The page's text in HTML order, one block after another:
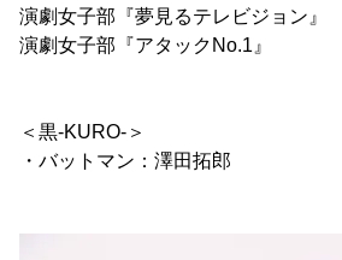
演劇女子部『夢見るテレビジョン』
演劇女子部『アタックNo.1』
＜黒-KURO-＞
・バットマン：澤田拓郎